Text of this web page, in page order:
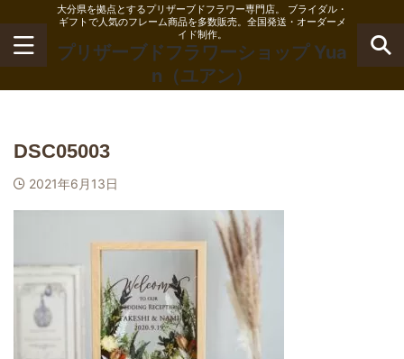
大分県を拠点とするプリザーブドフラワー専門店。 ブライダル・
ギフトで人気のフレーム商品を多数販売。全国発送・オーダーメ
イド制作。
プリザーブドフラワーショップ Yua
n（ユアン）
DSC05003
2021年6月13日